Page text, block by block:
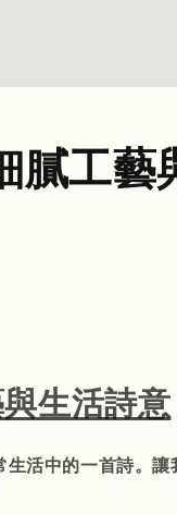
膩工藝
生活詩意
活中的一首詩。